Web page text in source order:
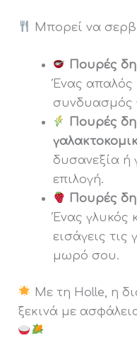
Μπορεί να
Πουρές
Ένας απαλός
συνδυασμός
Πουρές
δυσανεξία ή
επιλογή.
Πουρές
Ένας γλυκός
εισάγεις
μωρό σου.
Με τη Holle, η
ξεκινά με